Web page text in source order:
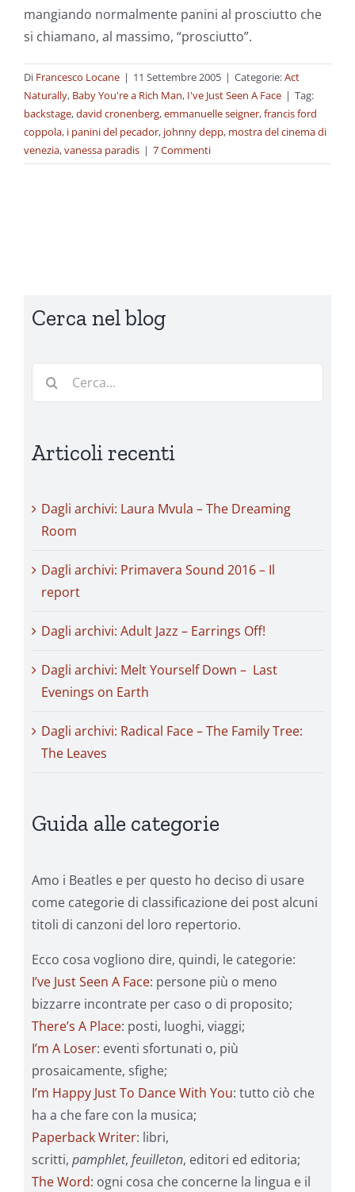
mangiando normalmente panini al prosciutto che
si chiamano, al massimo, “prosciutto”.
Di Francesco Locane | 11 Settembre 2005 | Categorie:Act
Naturally, Baby You're a Rich Man, I've Just Seen A Face | Tag:
backstage,david cronenberg,emmanuelle seigner,francis ford
coppola, i panini del pecador, johnny depp, mostra del cinema di
venezia,vanessa paradis | 7 Commenti
Cerca nel blog
Cerca
Articoli recenti
Dagli archivi: Laura Mvula – The Dreaming
Room
Dagli archivi: Primavera Sound 2016 – Il
report
Dagli archivi: Adult Jazz – Earrings Off!
Dagli archivi: Melt Yourself Down – Last
Evenings on Earth
Dagli archivi: Radical Face – The Family Tree:
The Leaves
Guida alle categorie
Amo i Beatles e per questo ho deciso di usare
come categorie di classificazione dei post alcuni
titoli di canzoni del loro repertorio.
Ecco cosa vogliono dire, quindi, le categorie:
I’ve Just Seen A Face: persone più o meno
bizzarre incontrate per caso o di proposito;
There’s A Place: posti, luoghi, viaggi;
I’m A Loser: eventi sfortunati o, più
prosaicamente, sfighe;
I’m Happy Just To Dance With You: tutto ciò che
ha a che fare con la musica;
Paperback Writer: libri,
scritti, pamphlet, feuilleton, editori ed editoria;
The Word: ogni cosa che concerne la lingua e il